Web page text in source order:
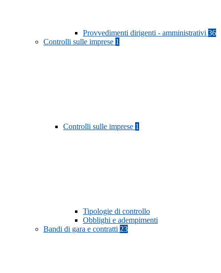
Provvedimenti dirigenti - amministrativi 36
Controlli sulle imprese 1
Controlli sulle imprese 1
Tipologie di controllo
Obblighi e adempimenti
Bandi di gara e contratti 23